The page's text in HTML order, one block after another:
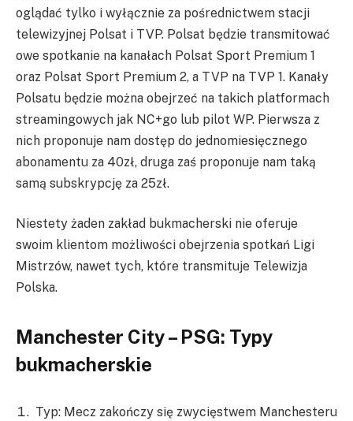
oglądać tylko i wyłącznie za pośrednictwem stacji
telewizyjnej Polsat i TVP. Polsat będzie transmitować
owe spotkanie na kanałach Polsat Sport Premium 1
oraz Polsat Sport Premium 2, a TVP na TVP 1. Kanały
Polsatu będzie można obejrzeć na takich platformach
streamingowych jak NC+go lub pilot WP. Pierwsza z
nich proponuje nam dostęp do jednomiesięcznego
abonamentu za 40zł, druga zaś proponuje nam taką
samą subskrypcję za 25zł.
Niestety żaden zakład bukmacherski nie oferuje
swoim klientom możliwości obejrzenia spotkań Ligi
Mistrzów, nawet tych, które transmituje Telewizja
Polska.
Manchester City – PSG: Typy
bukmacherskie
Typ: Mecz zakończy się zwycięstwem Manchesteru